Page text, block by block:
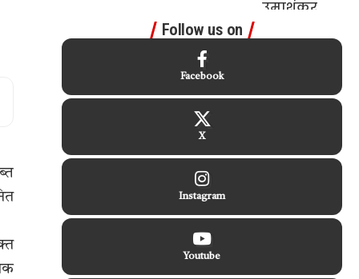
Follow us on
Facebook
X
Instagram
Youtube